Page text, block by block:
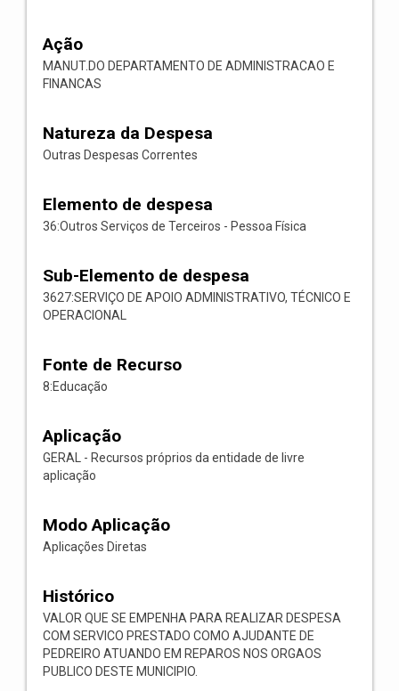
Ação
MANUT.DO DEPARTAMENTO DE ADMINISTRACAO E
FINANCAS
Natureza da Despesa
Outras Despesas Correntes
Elemento de despesa
36:Outros Serviços de Terceiros - Pessoa Física
Sub-Elemento de despesa
3627:SERVIÇO DE APOIO ADMINISTRATIVO, TÉCNICO E
OPERACIONAL
Fonte de Recurso
8:Educação
Aplicação
GERAL - Recursos próprios da entidade de livre
aplicação
Modo Aplicação
Aplicações Diretas
Histórico
VALOR QUE SE EMPENHA PARA REALIZAR DESPESA
COM SERVICO PRESTADO COMO AJUDANTE DE
PEDREIRO ATUANDO EM REPAROS NOS ORGAOS
PUBLICO DESTE MUNICIPIO.